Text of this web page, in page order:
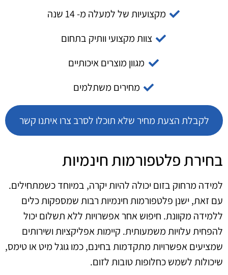
מקצועיות של למעלה מ- 14 שנה
צוות מקצועי וותיק בתחום
מגוון מוצרים איכותיים
מחירים משתלמים
לקבלת הצעת מחיר שלא תוכלו לסרב צרו איתנו קשר
בחירת פלטפורמות חינמיות
למידה מרחוק בזום יכולה להיות יקרה, במיוחד כשמתחילים.
עם זאת, ישנן פלטפורמות חינמיות רבות שמספקות כלים
ללמידה מקוונת. חיפוש אחר אפשרויות ללא תשלום יכול
להפחית עלויות משמעותית. קיימות אפליקציות ושירותים
שמציעים אפשרויות מתקדמות בחינם, כמו גוגל מיט או טימס,
שיכולות לשמש כחלופות טובות לזום.